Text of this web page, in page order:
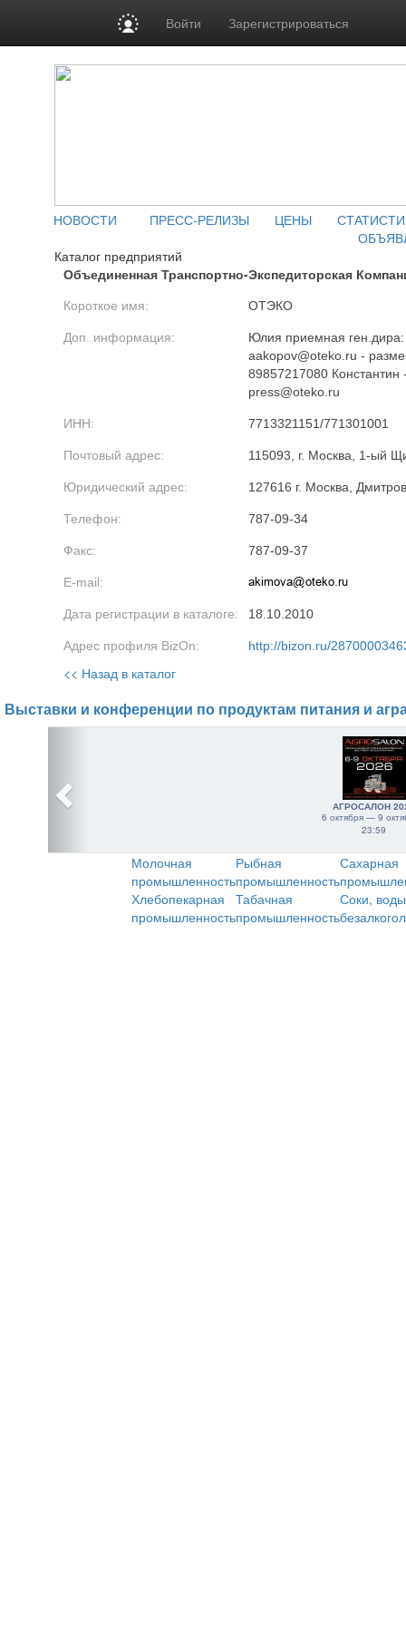
Войти Зарегистрироваться
НОВОСТИ ПРЕСС-РЕЛИЗЫ ЦЕНЫ
Каталог предприятий
Объединенная Транспортно-Экспедиторская
Короткое имя: ОТЭКО
Доп. информация:
Юлия приемная
aakopov@oteko.ru -
89857217080
press@oteko.ru
ИНН: 7713321151/771301001
Почтовый адрес: 115093, г. Москва, 1-ый
Юридический адрес: 127616 г. Москва,
Телефон: 787-09-34
Факс: 787-09-37
E-mail:
Дата регистрации в каталоге: 18.10.2010
Адрес профиля BizOn: http://bizon.ru/
<< Назад в каталог
Выставки и конференции по продуктам питания и
АГРОСАЛОН
6 октября — 9
23:59
Молочная
промышленность
Рыбная
промышленность
Сахарная
Хлебопекарная
промышленность
Табачная
промышленность
Соки,